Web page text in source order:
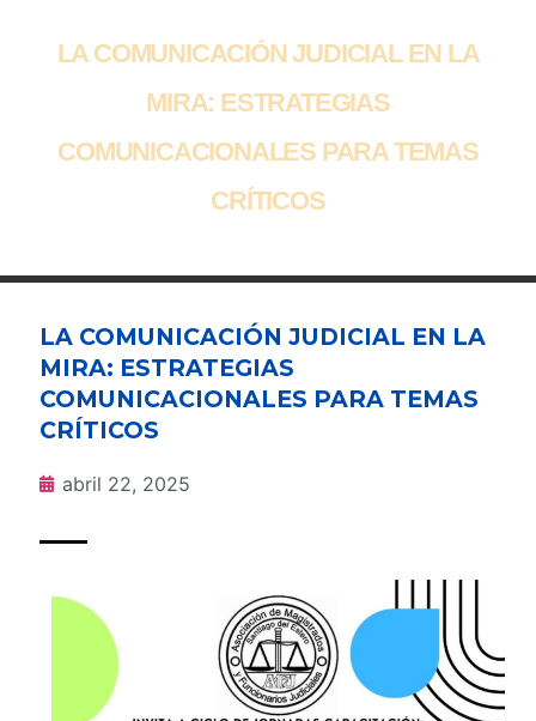
LA COMUNICACIÓN JUDICIAL EN LA
MIRA: ESTRATEGIAS
COMUNICACIONALES PARA TEMAS
CRÍTICOS
LA COMUNICACIÓN JUDICIAL EN LA
MIRA: ESTRATEGIAS
COMUNICACIONALES PARA TEMAS
CRÍTICOS
abril 22, 2025